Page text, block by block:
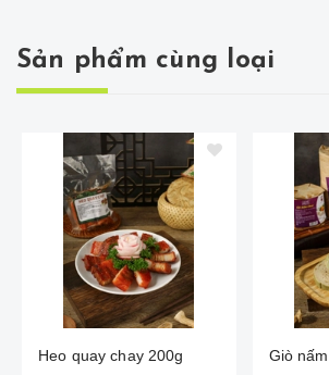
Sản phẩm cùng loại
Heo quay chay 200g Giò